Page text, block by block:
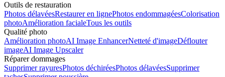
Outils de restauration
Photos délavéesRestaurer en lignePhotos endommagéesColorisation
photoAmélioration facialeTous les outils
Qualité photo
Amélioration photoAI Image EnhancerNetteté d'imageDéflouter
imageAI Image Upscaler
Réparer dommages
Supprimer rayuresPhotos déchiréesPhotos délavéesSupprimer